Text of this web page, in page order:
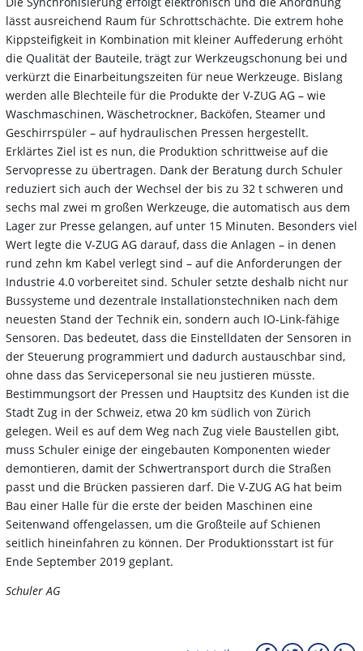
lässt ausreichend Raum für Schrottschächte. Die extrem hohe
Kippsteifigkeit in Kombination mit kleiner Auffederung erhöht
die Qualität der Bauteile, trägt zur Werkzeugschonung bei und
verkürzt die Einarbeitungszeiten für neue Werkzeuge. Bislang
werden alle Blechteile für die Produkte der V-ZUG AG – wie
Waschmaschinen, Wäschetrockner, Backöfen, Steamer und
Geschirrspüler – auf hydraulischen Pressen hergestellt.
Erklärtes Ziel ist es nun, die Produktion schrittweise auf die
Servopresse zu übertragen. Dank der Beratung durch Schuler
reduziert sich auch der Wechsel der bis zu 32 t schweren und
sechs mal zwei m großen Werkzeuge, die automatisch aus dem
Lager zur Presse gelangen, auf unter 15 Minuten. Besonders viel
Wert legte die V-ZUG AG darauf, dass die Anlagen – in denen
rund zehn km Kabel verlegt sind – auf die Anforderungen der
Industrie 4.0 vorbereitet sind. Schuler setzte deshalb nicht nur
Bussysteme und dezentrale Installationstechniken nach dem
neuesten Stand der Technik ein, sondern auch IO-Link-fähige
Sensoren. Das bedeutet, dass die Einstelldaten der Sensoren in
der Steuerung programmiert und dadurch austauschbar sind,
ohne dass das Servicepersonal sie neu justieren müsste.
Bestimmungsort der Pressen und Hauptsitz des Kunden ist die
Stadt Zug in der Schweiz, etwa 20 km südlich von Zürich
gelegen. Weil es auf dem Weg nach Zug viele Baustellen gibt,
muss Schuler einige der eingebauten Komponenten wieder
demontieren, damit der Schwertransport durch die Straßen
passt und die Brücken passieren darf. Die V-ZUG AG hat beim
Bau einer Halle für die erste der beiden Maschinen eine
Seitenwand offengelassen, um die Großteile auf Schienen
seitlich hineinfahren zu können. Der Produktionsstart ist für
Ende September 2019 geplant.
Schuler AG